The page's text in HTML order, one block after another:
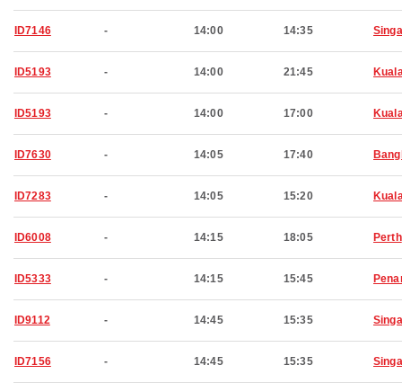
ID7146 - 14:00 14:35
ID5193 - 14:00 21:45
ID5193 - 14:00 17:00
ID7630 - 14:05 17:40
ID7283 - 14:05 15:20
ID6008 - 14:15 18:05 Perth
ID5333 - 14:15 15:45
ID9112 - 14:45 15:35
ID7156 - 14:45 15:35